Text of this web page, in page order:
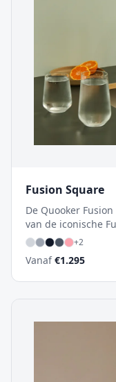
Fusion Square
De Quooker
van de iconische
functionaliteit in
past bij moderne
+2
Vanaf€1.295